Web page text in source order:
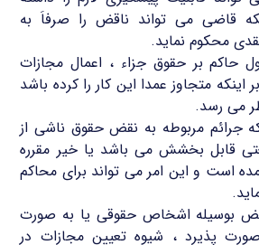
قاضی می تواند ناقض را صرفاَ به
محکوم نماید.
حاکم بر حقوق جزاء ، اعمال مجازات
متجاوز عمدا این کار را کرده باشد
می رسد.
جرائم مربوطه به نقض حقوق ناشی از
قابل بخشش می باشد یا خیر مقرره
است و این امر می تواند برای محاکم
بوسیله اشخاص حقوقی یا به صورت
پذیرد ، شیوه تعیین مجازات در